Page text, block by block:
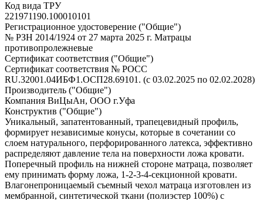
Код вида ТРУ
221971190.100010101
Регистрационное удостоверение ("Общие")
№ РЗН 2014/1924 от 27 марта 2025 г. Матрацы
противопролежневые
Сертификат соответствия ("Общие")
Сертификат соответствия № РОСС
RU.32001.04ИБФ1.ОСП28.69101. (с 03.02.2025 по 02.02.2028)
Производитель ("Общие")
Компания ВиЦыАн, ООО г.Уфа
Конструктив ("Общие")
Уникальный, запатентованный, трапецевидный профиль,
формирует независимые конусы, которые в сочетании со
слоем натурального, перфорированного латекса, эффективно
распределяют давление тела на поверхности ложа кровати.
Поперечный профиль на нижней стороне матраца, позволяет
ему принимать форму ложа, 1-2-3-4-секционной кровати.
Влагонепроницаемый съемный чехол матраца изготовлен из
мембранной, синтетической ткани (полиэстер 100%) с